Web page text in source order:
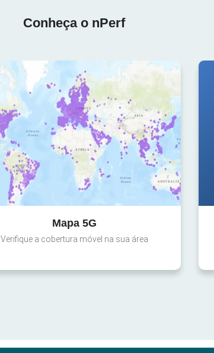
Conheça o nPerf
Mapa 5G
Verifique a cobertura móvel na sua área